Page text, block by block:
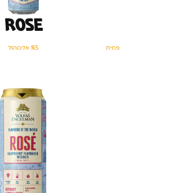
ROSE
פחית %5 אלכוהול